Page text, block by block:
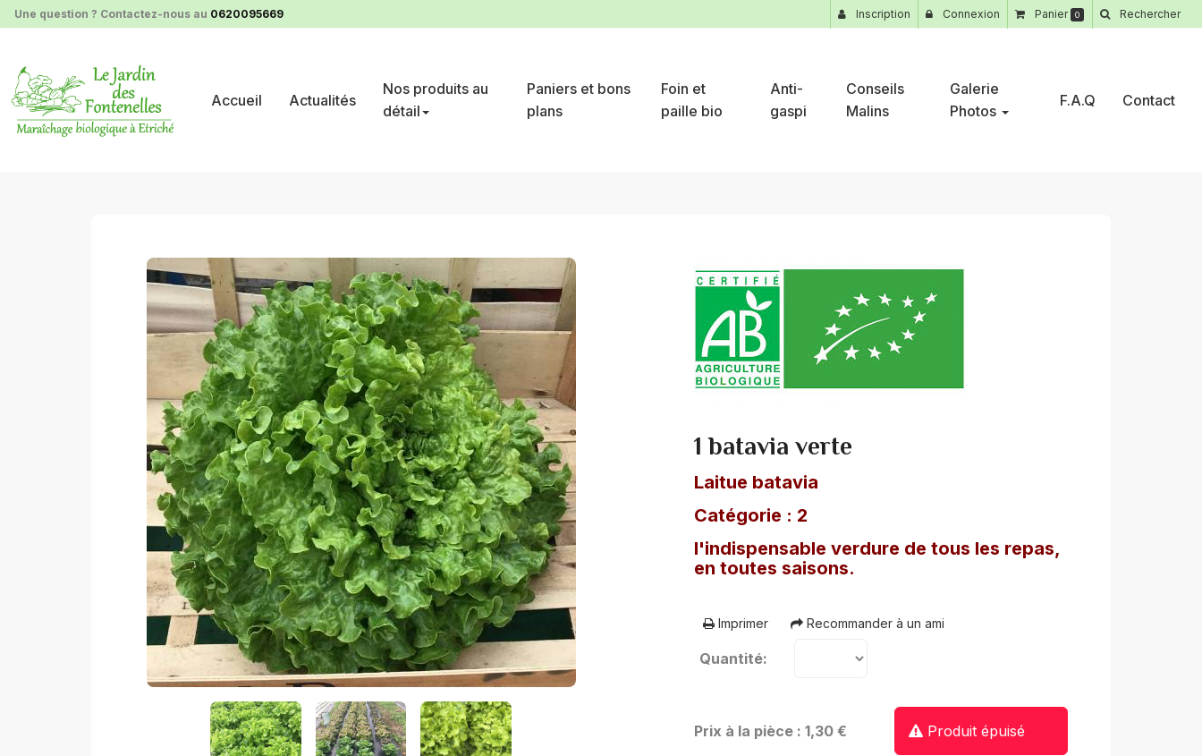
Panneau de gestion des cookies
Accueil Actualités
Nos produits au
détail
Paniers et bons
plans
Foin et
paille bio
Anti-
gaspi
Conseils
Malins
Galerie
Photos
F.A.Q Contact
1 batavia verte
Laitue batavia
Catégorie : 2
l'indispensable verdure de tous les repas,
en toutes saisons.
Imprimer Recommander à un ami
Quantité:
Prix à la pièce : 1,30 € Produit épuisé
Une question ? Contactez-nous au 0620095669 Inscription Connexion Panier 0 Rechercher